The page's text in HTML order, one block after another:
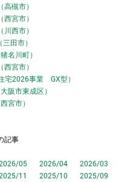
槻市）
宮市）
川西市）
田市）
名川町）
宮市）
宅2026事業 GX型）
阪市東成区）
宮市）
記事
05 2026/04
2026/03
11 2025/10
2025/09